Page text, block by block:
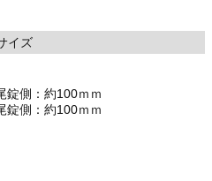
イズ
側：約100ｍｍ
側：約100ｍｍ